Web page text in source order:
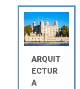
ARQUIT
ECTUR
A